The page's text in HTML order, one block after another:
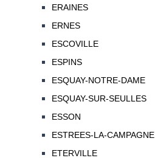
ERAINES
ERNES
ESCOVILLE
ESPINS
ESQUAY-NOTRE-DAME
ESQUAY-SUR-SEULLES
ESSON
ESTREES-LA-CAMPAGNE
ETERVILLE